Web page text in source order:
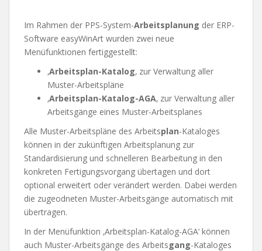
Im Rahmen der PPS-System-Arbeitsplanung der ERP-
Software easyWinArt wurden zwei neue
Menüfunktionen fertiggestellt:
‚Arbeitsplan-Katalog‚ zur Verwaltung aller
Muster-Arbeitspläne
‚Arbeitsplan-Katalog-AGA‚ zur Verwaltung aller
Arbeitsgänge eines Muster-Arbeitsplanes
Alle Muster-Arbeitspläne des Arbeitsplan-Kataloges
können in der zukünftigen Arbeitsplanung zur
Standardisierung und schnelleren Bearbeitung in den
konkreten Fertigungsvorgang übertagen und dort
optional erweitert oder verändert werden. Dabei werden
die zugeodneten Muster-Arbeitsgänge automatisch mit
übertragen.
In der Menüfunktion ‚Arbeitsplan-Katalog-AGA‘ können
auch Muster-Arbeitsgänge des Arbeitsgang-Kataloges